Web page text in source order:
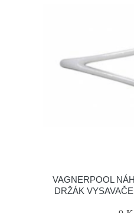
VAGNERPOOL
DRŽÁK